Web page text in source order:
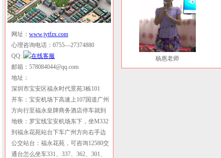
网址： www.jytfzx.com
心理咨询电话：0755—27374880
QQ:
邮箱：578084044@qq.com
地址：
深圳市宝安区福永时代景苑3栋101
开车：宝安机场下高速上107国道广州
方向行至福永皇牌商务酒店停车就到
地铁：罗宝线宝安机场东下，坐M332
到福永花苑站台下车广州方向右手边
公交站台：福永花苑，可咨询12580交
通台怎么坐车331、337、362、301、
杨惠老师